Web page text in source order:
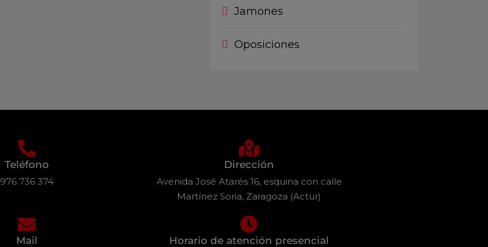
Jamones
Oposiciones
Teléfono
976 736 374
Mail
Dirección
Avenida José Atarés 16, esquina con calle
Martínez Soria, Zaragoza (Actur)
Horario de atención presencial